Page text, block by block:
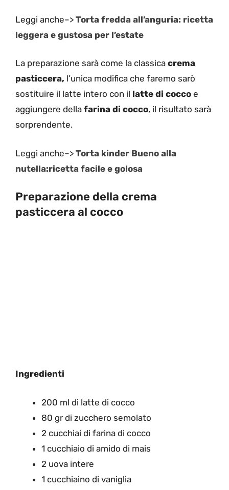
Leggi anche–> Torta fredda all’anguria: ricetta
leggera e gustosa per l’estate
La preparazione sarà come la classica crema
pasticcera, l’unica modifica che faremo sarò
sostituire il latte intero con il latte di cocco e
aggiungere della farina di cocco, il risultato sarà
sorprendente.
Leggi anche–> Torta kinder Bueno alla
nutella:ricetta facile e golosa
Preparazione della crema
pasticcera al cocco
Ingredienti
200 ml di latte di cocco
80 gr di zucchero semolato
2 cucchiai di farina di cocco
1 cucchiaio di amido di mais
2 uova intere
1 cucchiaino di vaniglia